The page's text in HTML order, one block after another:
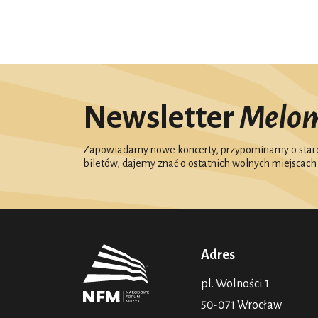
Newsletter
Zapowiadamy nowe koncerty, przypominamy o
biletów, dajemy znać o ostatnich wolnych miejscach
Adres
pl. Wolności 1
50-071 Wrocław